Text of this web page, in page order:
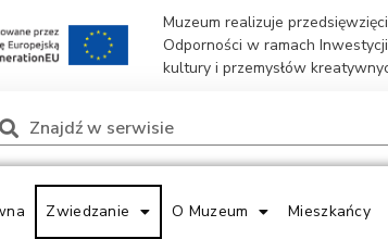
Muzeum realizuje
Odporności w ramach
kultury i przemysłów
Zwiedzanie O Muzeum Mieszkańcy